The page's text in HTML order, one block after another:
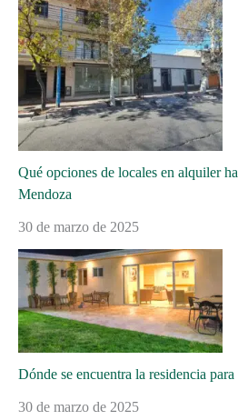
Qué opciones de locales en alquiler
Mendoza
30 de marzo de 2025
Dónde se encuentra la residencia
30 de marzo de 2025